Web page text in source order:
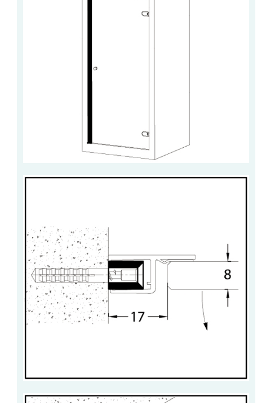
VERRE ANTI-REFLET
VERRE FEUILLETÉ/TREMPÉ
DALLE DE SOL EN VERRE
VERRIÈRE TYPE ATELIER
VERRES TEXTURÉS
PLEXIGLAS PMMA
DOUBLE VITRAGE
LES FIXATIONS POUR MIROIR